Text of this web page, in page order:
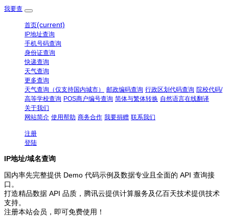
我要查
首页(current)
IP地址查询
手机号码查询
身份证查询
快递查询
天气查询
更多查询
天气查询（仅支持国内城市）
邮政编码查询 行政区划代码查询 院校代码/
高等学校查询 POS商户编号查询 简体与繁体转换 自然语言在线翻译
关于我们
网站简介 使用帮助 商务合作 我要捐赠 联系我们
注册
登陆
IP地址/域名查询
国内率先完整提供 Demo 代码示例及数据专业且全面的 API 查询接
口。
打造精品数据 API 品质，腾讯云提供计算服务及亿百天技术提供技术
支持。
注册本站会员，即可免费使用！